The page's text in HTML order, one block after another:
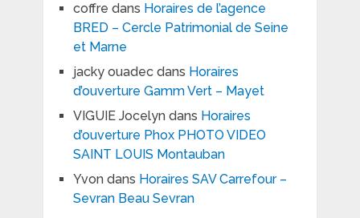
coffre dans Horaires de l’agence
BRED – Cercle Patrimonial de Seine
et Marne
jacky ouadecdans Horaires
d’ouverture Gamm Vert – Mayet
VIGUIE Jocelyndans Horaires
d’ouverture Phox PHOTO VIDEO
SAINT LOUIS Montauban
Yvondans Horaires SAV Carrefour –
Sevran Beau Sevran